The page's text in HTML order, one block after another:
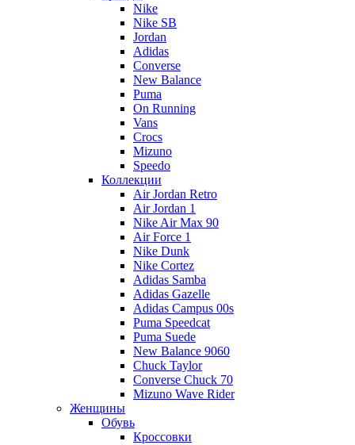
Nike
Nike SB
Jordan
Adidas
Converse
New Balance
Puma
On Running
Vans
Crocs
Mizuno
Speedo
Коллекции
Air Jordan Retro
Air Jordan 1
Nike Air Max 90
Air Force 1
Nike Dunk
Nike Cortez
Adidas Samba
Adidas Gazelle
Adidas Campus 00s
Puma Speedcat
Puma Suede
New Balance 9060
Chuck Taylor
Converse Chuck 70
Mizuno Wave Rider
Женщины
Обувь
Кроссовки